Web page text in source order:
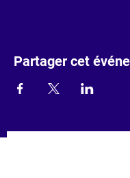
Partager cet